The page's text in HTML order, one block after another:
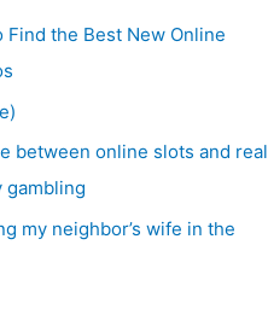
Find the Best New Online
between online slots and real
gambling
my neighbor’s wife in the